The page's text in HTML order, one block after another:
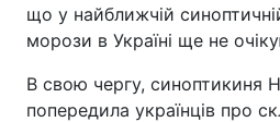
що у найближчій
морози в Україні ще не
В свою чергу, синоптикиня
попередила українців про